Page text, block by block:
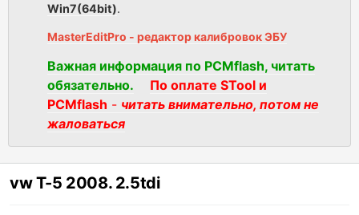
Win7(64bit).
MasterEditPro - редактор калибровок ЭБУ
Важная информация по PCMflash, читать
обязательно.
По оплате STool и
PCMflash - читать внимательно, потом не
жаловаться
vw T-5 2008. 2.5tdi